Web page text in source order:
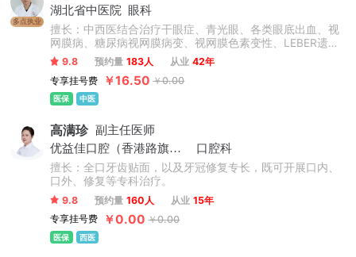
多点执业
湖北省中医院
眼科
擅长：中西医结合治疗干眼症、青光眼、各类眼底出血、视
网膜病、糖尿病视网膜病变、视网膜色素变性、LEBER遗传
性视神经病变、中浆、视神经萎缩、黄斑变性、黄斑水肿、
黄斑萎缩、葡萄膜炎、角膜炎、结膜炎、飞蚊症等等。
9.8 预约量 183人 从业 42年
专享挂号费
￥16.50 ￥0.00
医保 中医
高满珍 副主任医师
优益佳口腔（香港路旗舰店）
口腔科
擅长：全口牙齿贴面，以及牙冠修复专长，既可开展口内、
口外、修复等专科治疗。
9.8 预约量 160人 从业 15年
专享挂号费
￥0.00 ￥0.00
医保 西医